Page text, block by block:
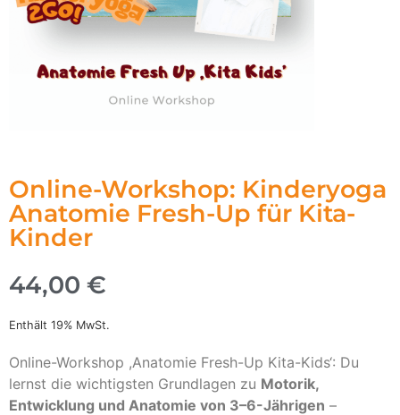
Online-Workshop: Kinderyoga
Anatomie Fresh-Up für Kita-
Kinder
44,00 €
Enthält 19% MwSt.
Online-Workshop ,Anatomie Fresh-Up Kita-Kids‘: Du
lernst die wichtigsten Grundlagen zu Motorik,
Entwicklung und Anatomie von 3–6-Jährigen –